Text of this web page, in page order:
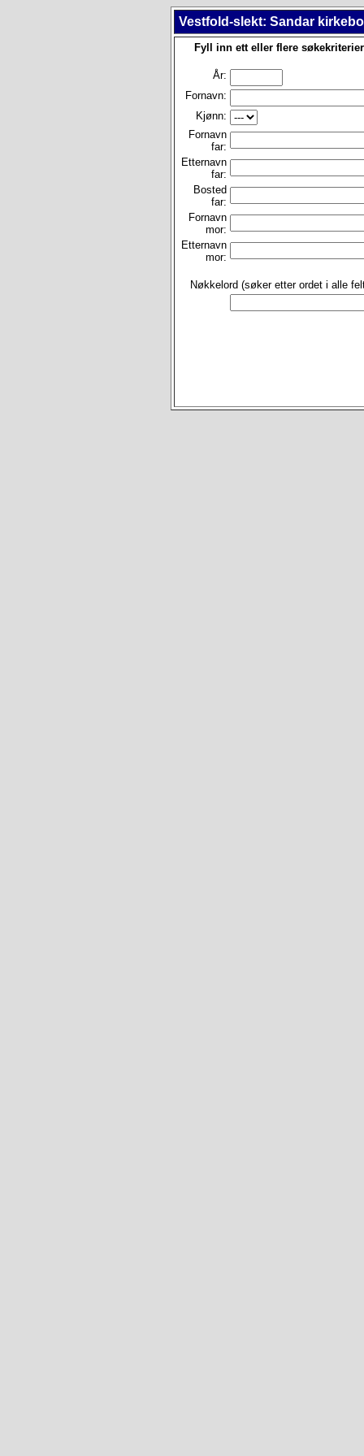
Vestfold-slekt: Sandar
Fyll inn ett eller flere
År:
Fornavn:
Kjønn:
Fornavn
far:
Etternavn
far:
Bosted
far:
Fornavn
mor:
Etternavn
mor:
Nøkkelord (søker etter ordet i alle